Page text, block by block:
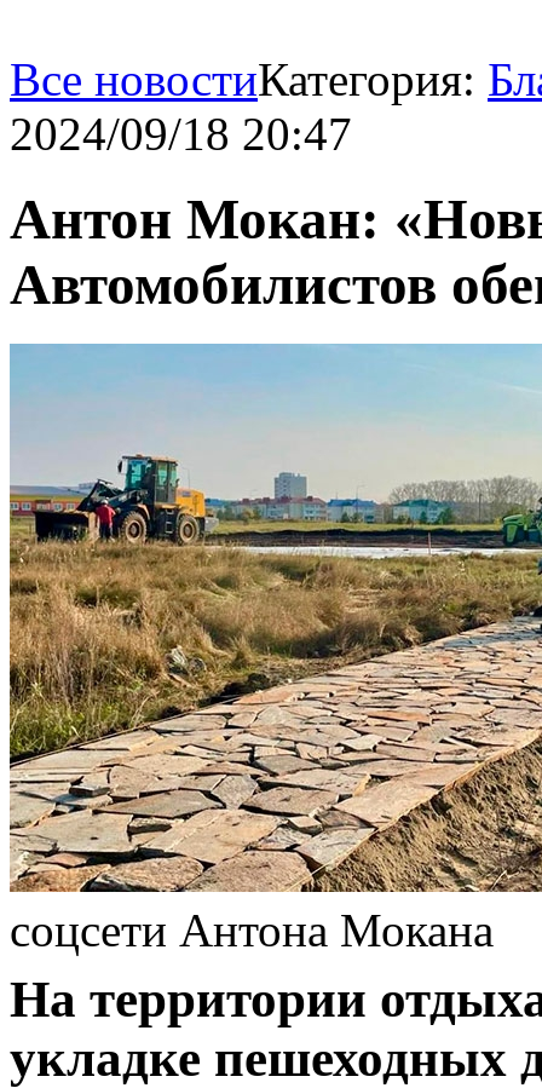
Все новостиКатегория:
2024/09/18 20:47
Антон Мокан:
Автомобилистов
соцсети Антона Мокана
На территории
укладке пешеходных